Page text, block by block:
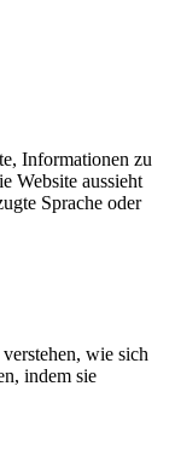
Informationen zu
Website aussieht
Sprache oder
wie sich
indem sie